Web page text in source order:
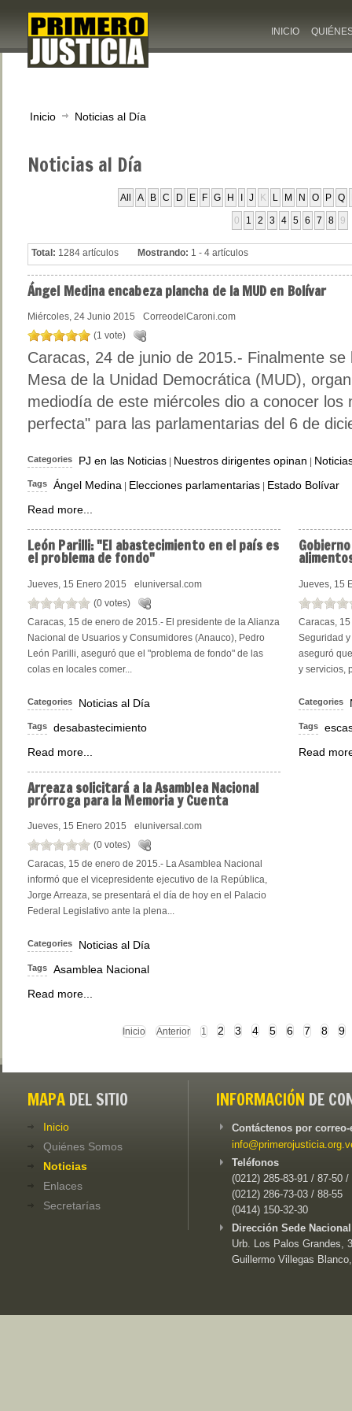
INICIO
Inicio Noticias al Día
Noticiasal Día
All A B C D E F G H J K L M N O P Q
0 1 2 3 4 5 6 7 8 9
Total: 1284 artículos Mostrando: 1 - 4 artículos
Ángel Medina encabeza plancha de la MUD en Bolívar
Miércoles, 24 Junio 2015
CorreodelCaroni.com
(1 vote)
Caracas, 24 de junio de 2015.- Finalmente
Mesa de la Unidad Democrática (MUD),
mediodía de este miércoles dio a conocer los
perfecta" para las parlamentarias del 6 de
Categories PJ en las Noticias Nuestros dirigentes opinan
Tags Ángel Medina Elecciones parlamentarias
Estado Bolívar
Read more...
León Parilli: "El abastecimiento en el país es
el problema de fondo"
Jueves, 15 Enero 2015
eluniversal.com
(0 votes)
Caracas, 15 de enero de 2015.- El presidente de la Alianza
Nacional de Usuarios y Consumidores (Anauco), Pedro
León Parilli, aseguró que el "problema de fondo" de las
colas en locales comer...
Categories Noticias al Día
Tags
desabastecimiento
Read more...
Gobierno
Jueves, 15
Caracas,
Seguridad
aseguró
y servicios,
Categories
Tags
Read
Arreazasolicitará a la Asamblea Nacional
prórroga para la Memoria y Cuenta
Jueves, 15 Enero 2015
eluniversal.com
(0 votes)
Caracas, 15 de enero de 2015.- La Asamblea Nacional
informó que el vicepresidente ejecutivo de la República,
Jorge Arreaza, se presentará el día de hoy en el Palacio
Federal Legislativo ante la plena...
Categories Noticias al Día
Tags
Asamblea Nacional
Read more...
Inicio Anterior 1 2 3 4 5 6 7 8 9
MAPA DEL SITIO
Inicio
Quiénes Somos
Noticias
Enlaces
Secretarías
INFORMACIÓN DE
Contáctenos por
Teléfonos
(0212) 285-83-91 / 87-50 /
(0212) 286-73-03 / 88-55
(0414) 150-32-30
Dirección Sede
Urb. Los Palos Grandes,
Guillermo Villegas